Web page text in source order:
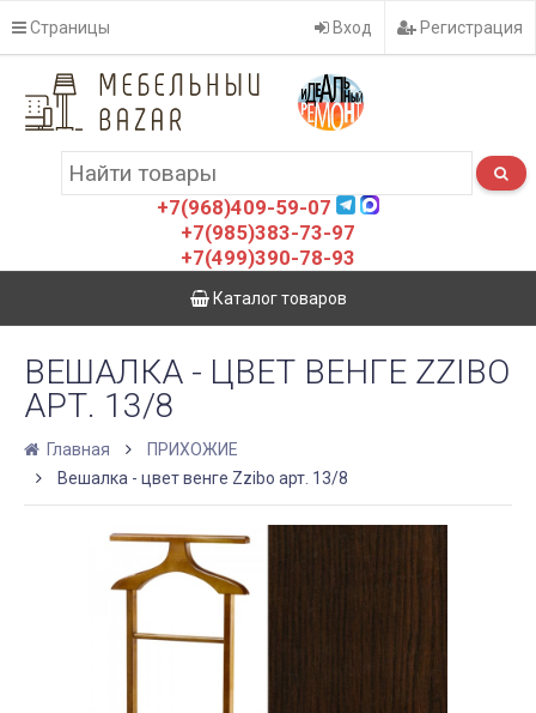
Страницы Вход Регистрация
+7(968)409-59-07
+7(985)383-73-97
+7(499)390-78-93
Каталог товаров
ВЕШАЛКА - ЦВЕТ ВЕНГЕ ZZIBO
АРТ. 13/8
Главная
ПРИХОЖИЕ
Вешалка - цвет венге Zzibo арт. 13/8